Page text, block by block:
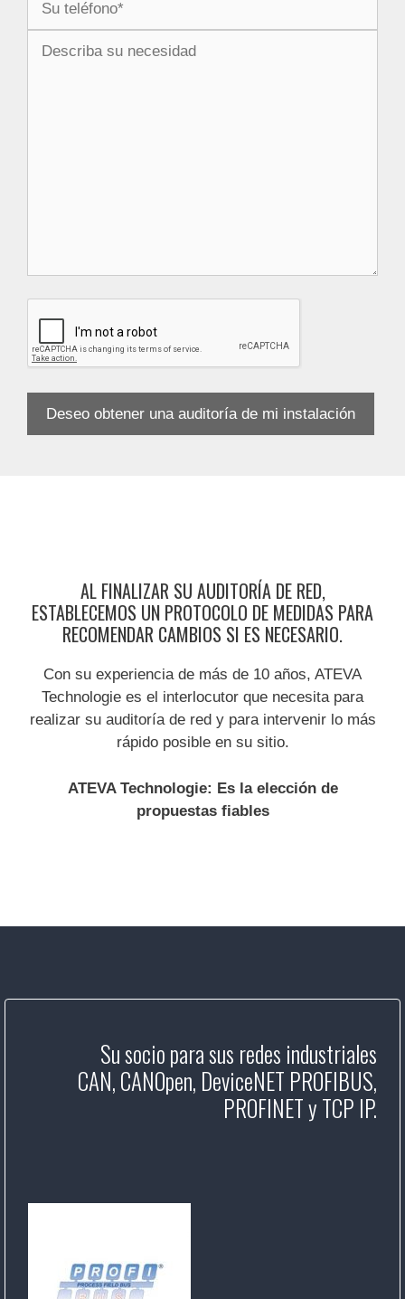
AL FINALIZAR SU AUDITORÍA DE RED,
ESTABLECEMOS UN PROTOCOLO DE MEDIDAS PARA
RECOMENDAR CAMBIOS SI ES NECESARIO.
Con su experiencia de más de 10 años, ATEVA
Technologie es el interlocutor que necesita para
realizar su auditoría de red y para intervenir lo más
rápido posible en su sitio.
ATEVA Technologie: Es la elección de
propuestas fiables
Su socio para sus redes industriales
CAN, CANOpen, DeviceNET PROFIBUS,
PROFINET y TCP IP.